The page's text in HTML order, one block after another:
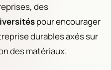
des
pour encourager
durables axés sur
des matériaux.